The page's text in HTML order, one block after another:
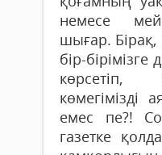
немесе
шығар. Бірақ,
бір-
көрсетіп,
көмегімізді
емес пе?!
газетке